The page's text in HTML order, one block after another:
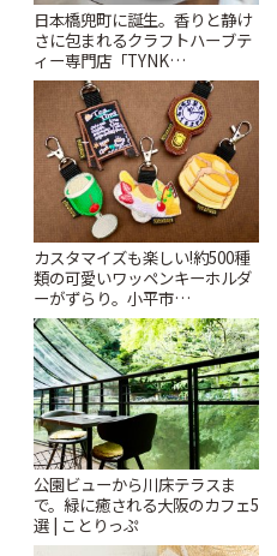
日本橋兜町に誕生。香りと静け
さに包まれるクラフトハーブテ
ィー専門店「TYNK
Kabutocho」 | ことりっぷ
カスタマイズも楽しい!約500種
類の可愛いワッペンキーホルダ
ーがずらり。小平市
「Kimamaya T&K」 | ことりっ
ぷ
公園ビューから川床テラスま
で。緑に癒される大阪のカフェ5
選 | ことりっぷ